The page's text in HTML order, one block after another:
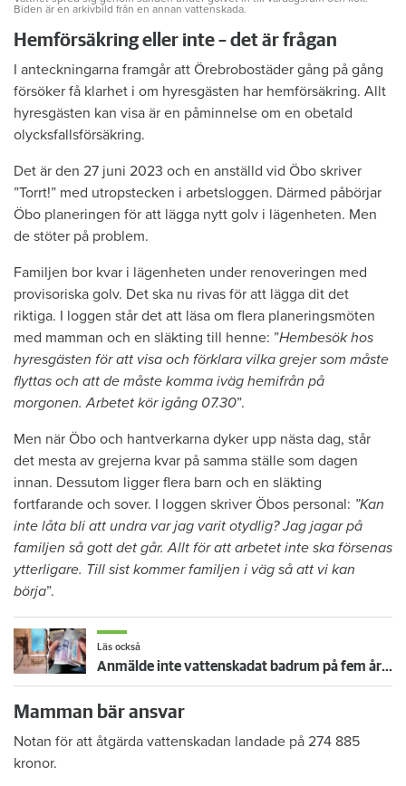
Biden är en arkivbild från en annan vattenskada.
Hemförsäkring eller inte – det är frågan
I anteckningarna framgår att Örebrobostäder gång på gång
försöker få klarhet i om hyresgästen har hemförsäkring. Allt
hyresgästen kan visa är en påminnelse om en obetald
olycksfallsförsäkring.
Det är den 27 juni 2023 och en anställd vid Öbo skriver
”Torrt!” med utropstecken i arbetsloggen. Därmed påbörjar
Öbo planeringen för att lägga nytt golv i lägenheten. Men
de stöter på problem.
Familjen bor kvar i lägenheten under renoveringen med
provisoriska golv. Det ska nu rivas för att lägga dit det
riktiga. I loggen står det att läsa om flera planeringsmöten
med mamman och en släkting till henne: ”Hembesök hos
hyresgästen för att visa och förklara vilka grejer som måste
flyttas och att de måste komma iväg hemifrån på
morgonen. Arbetet kör igång 07.30”.
Men när Öbo och hantverkarna dyker upp nästa dag, står
det mesta av grejerna kvar på samma ställe som dagen
innan. Dessutom ligger flera barn och en släkting
fortfarande och sover. I loggen skriver Öbos personal: ”Kan
inte låta bli att undra var jag varit otydlig? Jag jagar på
familjen så gott det går. Allt för att arbetet inte ska försenas
ytterligare. Till sist kommer familjen i väg så att vi kan
börja”.
Läs också
Anmälde inte vattenskadat badrum på fem år – krävs på 125 000 kronor
Mamman bär ansvar
Notan för att åtgärda vattenskadan landade på 274 885
kronor.